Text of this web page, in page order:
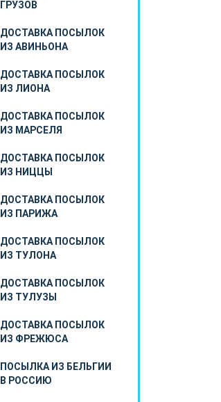
ГРУЗОВ
ДОСТАВКА ПОСЫЛОК
ИЗ АВИНЬОНА
ДОСТАВКА ПОСЫЛОК
ИЗ ЛИОНА
ДОСТАВКА ПОСЫЛОК
ИЗ МАРСЕЛЯ
ДОСТАВКА ПОСЫЛОК
ИЗ НИЦЦЫ
ДОСТАВКА ПОСЫЛОК
ИЗ ПАРИЖА
ДОСТАВКА ПОСЫЛОК
ИЗ ТУЛОНА
ДОСТАВКА ПОСЫЛОК
ИЗ ТУЛУЗЫ
ДОСТАВКА ПОСЫЛОК
ИЗ ФРЕЖЮСА
ПОСЫЛКА ИЗ БЕЛЬГИИ
В РОССИЮ